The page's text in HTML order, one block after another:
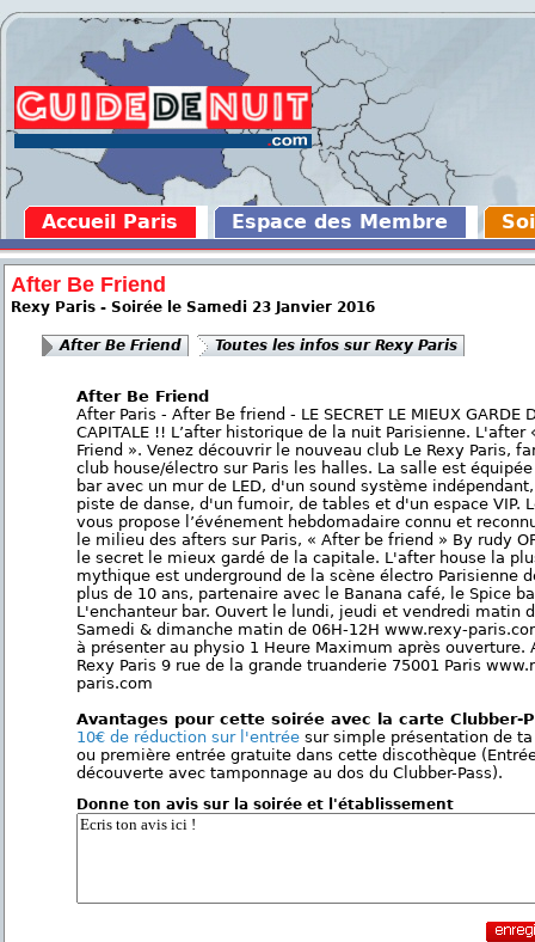
Accueil Paris Espace des Membre
After Be Friend
Rexy Paris - Soirée le Samedi 23 Janvier 2016
After Be Friend Toutes les infos sur Rexy Paris
After Be Friend
After Paris - After Be friend - LE SECRET LE MIEUX GARDE
CAPITALE !! L’after historique de la nuit Parisienne. L'after
Friend ». Venez découvrir le nouveau club Le Rexy Paris,
club house/électro sur Paris les halles. La salle est
bar avec un mur de LED, d'un sound système
piste de danse, d'un fumoir, de tables et d'un espace VIP.
vous propose l’événement hebdomadaire connu et
le milieu des afters sur Paris, « After be friend » By rudy OF
le secret le mieux gardé de la capitale. L'after house la
mythique est underground de la scène électro Parisienne
plus de 10 ans, partenaire avec le Banana café, le Spice
L'enchanteur bar. Ouvert le lundi, jeudi et vendredi matin
Samedi & dimanche matin de 06H-12H www.rexy-
à présenter au physio 1 Heure Maximum après ouverture.
Rexy Paris 9 rue de la grande truanderie 75001 Paris
paris.com
Avantages pour cette soirée avec la carte Clubber-
10€ de réduction sur l'entrée sur simple présentation de
ou première entrée gratuite dans cette discothèque
découverte avec tamponnage au dos du Clubber-Pass).
Donne ton avis sur la soirée et l'établissement